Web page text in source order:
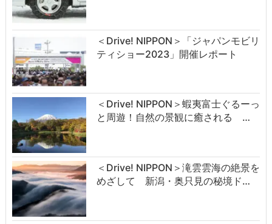
＜Drive! NIPPON＞「ジャパンモビリ
ティショー2023」開催レポート
＜Drive! NIPPON＞蝦夷富士ぐるーっ
と周遊！自然の景観に癒される …
＜Drive! NIPPON＞滝雲雲海の絶景を
めざして 新潟・奥只見の秘境ド…